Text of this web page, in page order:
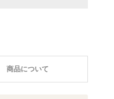
商品について